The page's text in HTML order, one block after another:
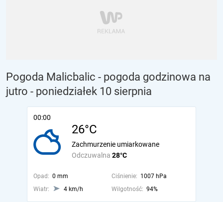
Pogoda Malicbalic - pogoda godzinowa na
jutro - poniedziałek 10 sierpnia
00:00
26°C
Odczuwalna 28°C
Zachmurzenie umiarkowane
Opad: 0 mm Ciśnienie: 1007 hPa
Wiatr:
4 km/h Wilgotność: 94%